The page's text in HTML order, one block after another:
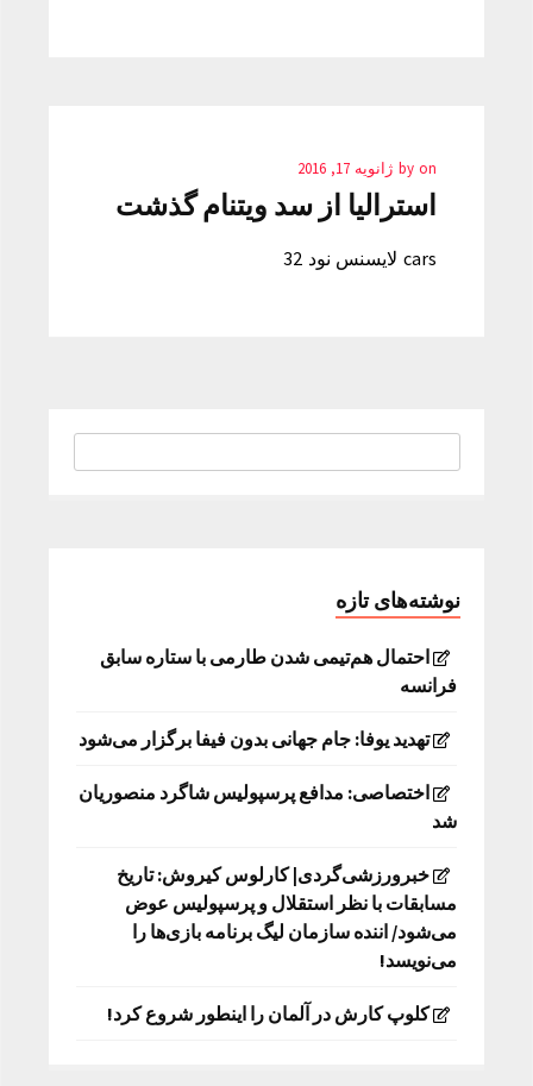
by on ژانویه 17, 2016
استرالیا از سد ویتنام گذشت
cars لایسنس نود 32
نوشته‌های تازه
احتمال هم‌تیمی شدن طارمی با ستاره سابق
فرانسه
تهدید یوفا: جام جهانی بدون فیفا برگزار می‌شود
اختصاصی: مدافع پرسپولیس شاگرد منصوریان
شد
خبرورزشی‌گردی| کارلوس کیروش: تاریخ
مسابقات با نظر استقلال و پرسپولیس عوض
می‌شود/ اننده سازمان لیگ برنامه بازی‌ها را
می‌نویسد!
کلوپ کارش در آلمان را اینطور شروع کرد!